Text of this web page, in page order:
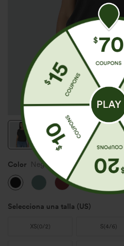
Color Negro
Selecciona una talla (US)
XS(0/2) S(4/6)